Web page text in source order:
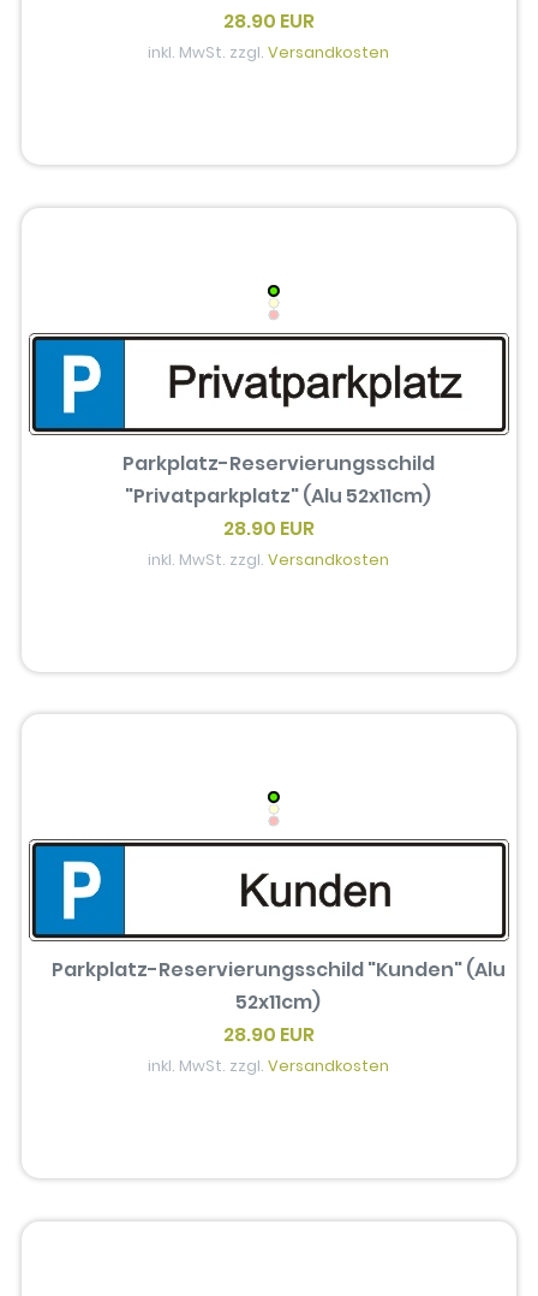
28.90 EUR
inkl. MwSt. zzgl.Versandkosten
Parkplatz-Reservierungsschild
"Privatparkplatz" (Alu 52x11cm)
28.90 EUR
inkl. MwSt. zzgl.Versandkosten
Parkplatz-Reservierungsschild "Kunden" (Alu
52x11cm)
28.90 EUR
inkl. MwSt. zzgl.Versandkosten